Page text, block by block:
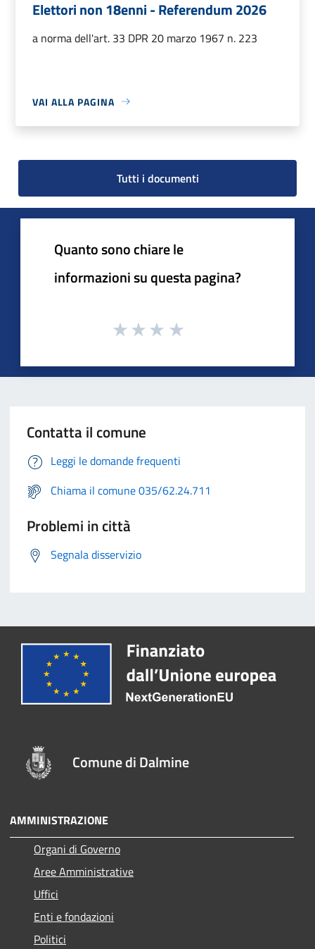
Elettori non 18enni - Referendum 2026
a norma dell'art. 33 DPR 20 marzo 1967 n. 223
VAI ALLA PAGINA
Tutti i documenti
Quanto sono chiare le
informazioni su questa pagina?
Contatta il comune
Leggi le domande frequenti
Chiama il comune 035/62.24.711
Problemi in città
Segnala disservizio
Comune di Dalmine
AMMINISTRAZIONE
Organi di Governo
Aree Amministrative
Uffici
Enti e fondazioni
Politici